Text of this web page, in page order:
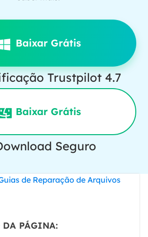
Baixar Grátis
Trustpilot 4.7
Baixar Grátis
Seguro
de Reparação de Arquivos
DA PÁGINA: